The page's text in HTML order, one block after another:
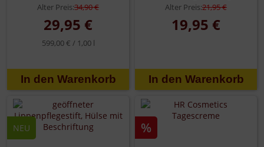
Alter Preis:34,90 €
29,95 €
599,00 € / 1,00 l
Alter Preis:21,95 €
19,95 €
NEU %